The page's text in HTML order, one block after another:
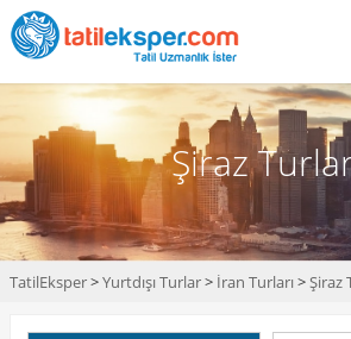
Şiraz
TatilEksper>Yurtdışı Turlar> İran Turları>Şiraz